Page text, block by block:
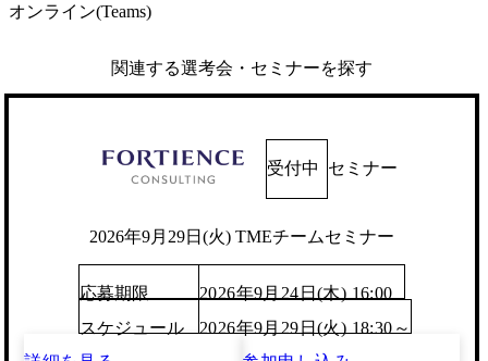
オンライン(Teams)
関連する選考会・セミナーを探す
受付中 セミナー
2026年9月29日(火) TMEチームセミナー
応募期限
2026年9月24日(木) 16:00
スケジュール
2026年9月29日(火) 18:30～